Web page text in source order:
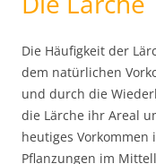
Die Häufigkeit der
dem natürlichen
und durch die
die Lärche ihr Areal
heutiges Vorkommen
Pflanzungen im